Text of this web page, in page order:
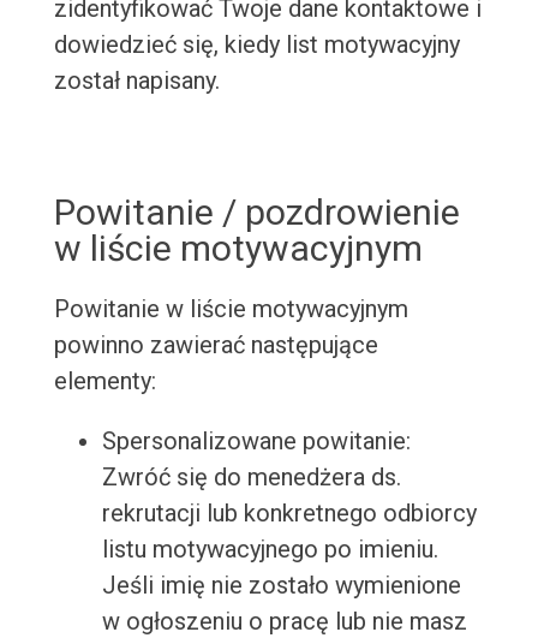
zidentyfikować Twoje dane kontaktowe i
dowiedzieć się, kiedy list motywacyjny
został napisany.
Powitanie / pozdrowienie
w liście motywacyjnym
Powitanie w liście motywacyjnym
powinno zawierać następujące
elementy:
Spersonalizowane powitanie:
Zwróć się do menedżera ds.
rekrutacji lub konkretnego odbiorcy
listu motywacyjnego po imieniu.
Jeśli imię nie zostało wymienione
w ogłoszeniu o pracę lub nie masz